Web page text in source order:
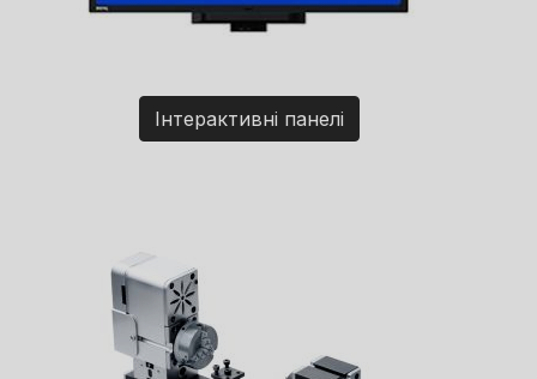
Інтерактивні панелі